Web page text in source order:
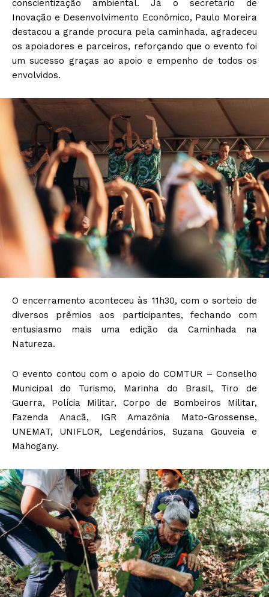
conscientização ambiental. Já o secretário de
Inovação e Desenvolvimento Econômico, Paulo Moreira
destacou a grande procura pela caminhada, agradeceu
os apoiadores e parceiros, reforçando que o evento foi
um sucesso graças ao apoio e empenho de todos os
envolvidos.
O encerramento aconteceu às 11h30, com o sorteio de
diversos prêmios aos participantes, fechando com
entusiasmo mais uma edição da Caminhada na
Natureza.
O evento contou com o apoio do COMTUR – Conselho
Municipal do Turismo, Marinha do Brasil, Tiro de
Guerra, Polícia Militar, Corpo de Bombeiros Militar,
Fazenda Anacã, IGR Amazônia Mato-Grossense,
UNEMAT, UNIFLOR, Legendários, Suzana Gouveia e
Mahogany.